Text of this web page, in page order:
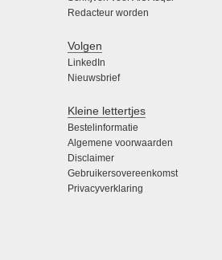
Redacteur worden
Volgen
LinkedIn
Nieuwsbrief
Kleine lettertjes
Bestelinformatie
Algemene voorwaarden
Disclaimer
Gebruikersovereenkomst
Privacyverklaring